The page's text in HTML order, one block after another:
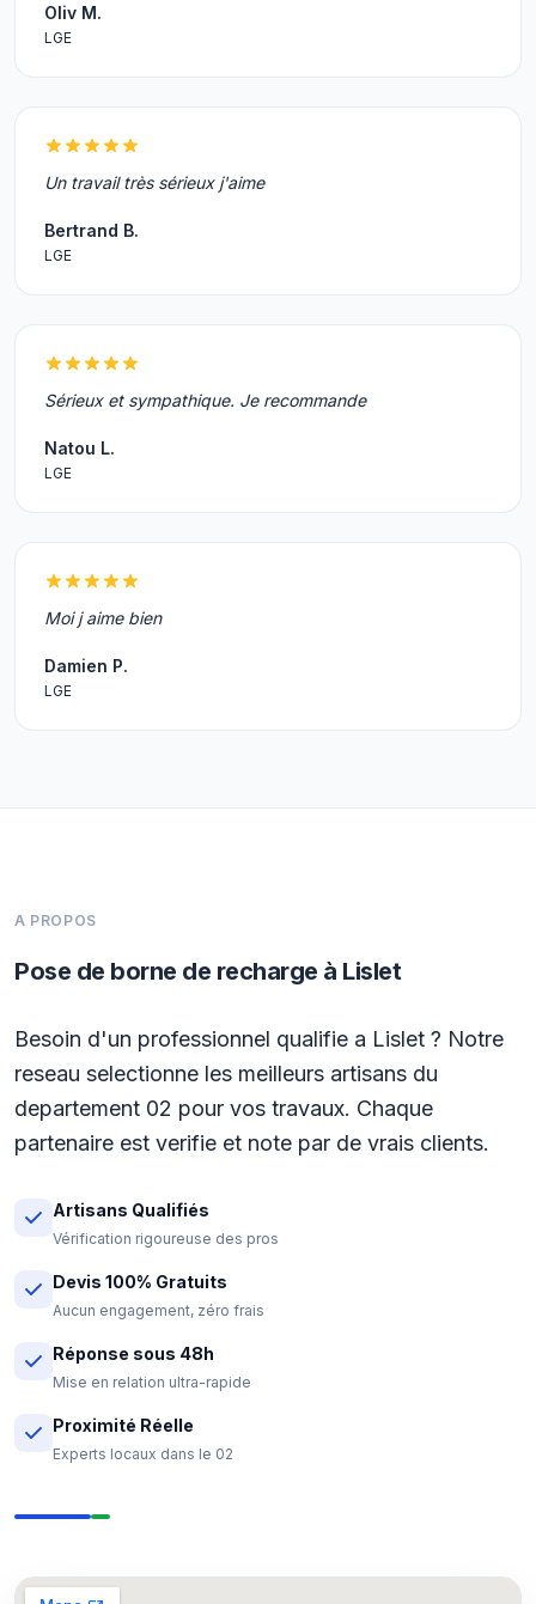
Oliv M.
LGE
Un travail très sérieux j'aime
Bertrand B.
LGE
Sérieux et sympathique. Je recommande
Natou L.
LGE
Moi j aime bien
Damien P.
LGE
A PROPOS
Pose de borne de recharge à Lislet
Besoin d'un professionnel qualifie a Lislet ? Notre
reseau selectionne les meilleurs artisans du
departement 02 pour vos travaux. Chaque
partenaire est verifie et note par de vrais clients.
Artisans Qualifiés
Vérification rigoureuse des pros
Devis 100% Gratuits
Aucun engagement, zéro frais
Réponse sous 48h
Mise en relation ultra-rapide
Proximité Réelle
Experts locaux dans le 02